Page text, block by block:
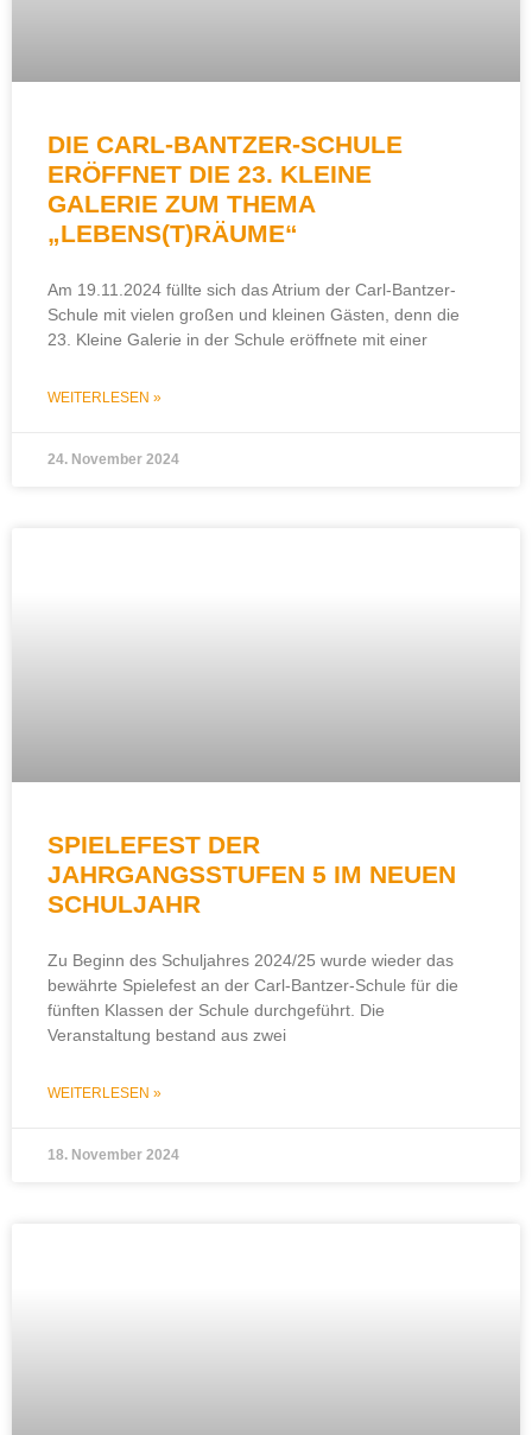
DIE CARL-BANTZER-SCHULE
ERÖFFNET DIE 23. KLEINE
GALERIE ZUM THEMA
„LEBENS(T)RÄUME“
Am 19.11.2024 füllte sich das Atrium der Carl-Bantzer-
Schule mit vielen großen und kleinen Gästen, denn die
23. Kleine Galerie in der Schule eröffnete mit einer
WEITERLESEN »
24. November 2024
SPIELEFEST DER
JAHRGANGSSTUFEN 5 IM NEUEN
SCHULJAHR
Zu Beginn des Schuljahres 2024/25 wurde wieder das
bewährte Spielefest an der Carl-Bantzer-Schule für die
fünften Klassen der Schule durchgeführt. Die
Veranstaltung bestand aus zwei
WEITERLESEN »
18. November 2024